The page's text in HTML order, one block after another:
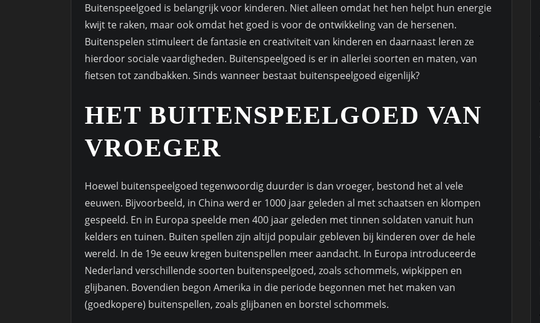
Buitenspeelgoed is belangrijk voor kinderen. Niet alleen omdat het hen helpt hun energie
kwijt te raken, maar ook omdat het goed is voor de ontwikkeling van de hersenen.
Buitenspelen stimuleert de fantasie en creativiteit van kinderen en daarnaast leren ze
hierdoor sociale vaardigheden. Buitenspeelgoed is er in allerlei soorten en maten, van
fietsen tot zandbakken. Sinds wanneer bestaat buitenspeelgoed eigenlijk?
HET BUITENSPEELGOED VAN
VROEGER
Hoewel buitenspeelgoed tegenwoordig duurder is dan vroeger, bestond het al vele
eeuwen. Bijvoorbeeld, in China werd er 1000 jaar geleden al met schaatsen en klompen
gespeeld. En in Europa speelde men 400 jaar geleden met tinnen soldaten vanuit hun
kelders en tuinen. Buiten spellen zijn altijd populair gebleven bij kinderen over de hele
wereld. In de 19e eeuw kregen buitenspellen meer aandacht. In Europa introduceerde
Nederland verschillende soorten buitenspeelgoed, zoals schommels, wipkippen en
glijbanen. Bovendien begon Amerika in die periode begonnen met het maken van
(goedkopere) buitenspellen, zoals glijbanen en borstel schommels.